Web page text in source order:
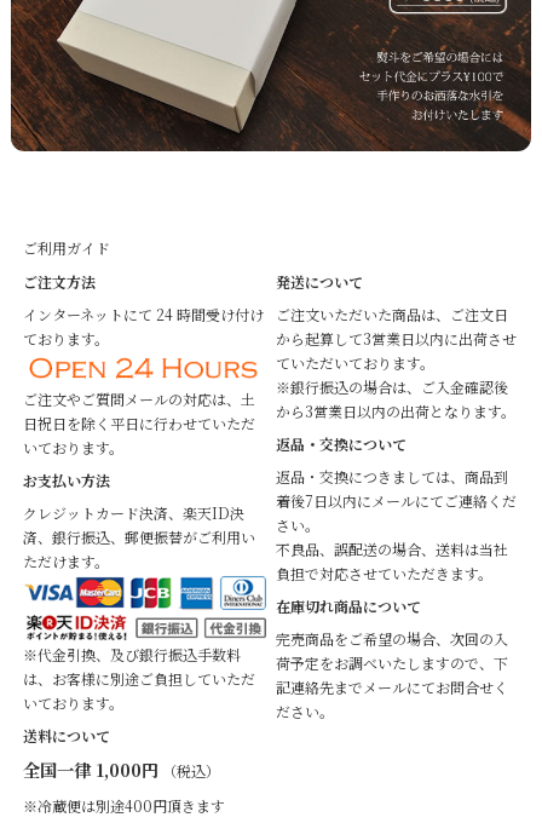
ご利用ガイド
ご注文方法
インターネットにて 24 時間受け付け
ております。
ご注文やご質問メールの対応は、土
日祝日を除く平日に行わせていただ
いております。
お支払い方法
クレジットカード決済、楽天ID決
済、銀行振込、郵便振替がご利用い
ただけます。
※代金引換、及び銀行振込手数料
は、お客様に別途ご負担していただ
いております。
送料について
全国一律 1,000円 （税込）
※冷蔵便は別途400円頂きます
発送について
ご注文いただいた商品は、ご注文日
から起算して3営業日以内に出荷させ
ていただいております。
※銀行振込の場合は、ご入金確認後
から3営業日以内の出荷となります。
返品・交換について
返品・交換につきましては、商品到
着後7日以内にメールにてご連絡くだ
さい。
不良品、誤配送の場合、送料は当社
負担で対応させていただきます。
在庫切れ商品について
完売商品をご希望の場合、次回の入
荷予定をお調べいたしますので、下
記連絡先までメールにてお問合せく
ださい。